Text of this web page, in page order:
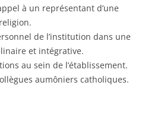
à un représentant d’une
de l’institution dans une
et intégrative.
au sein de l’établissement.
aumôniers catholiques.